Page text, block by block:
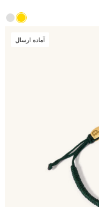
آماده ارسال